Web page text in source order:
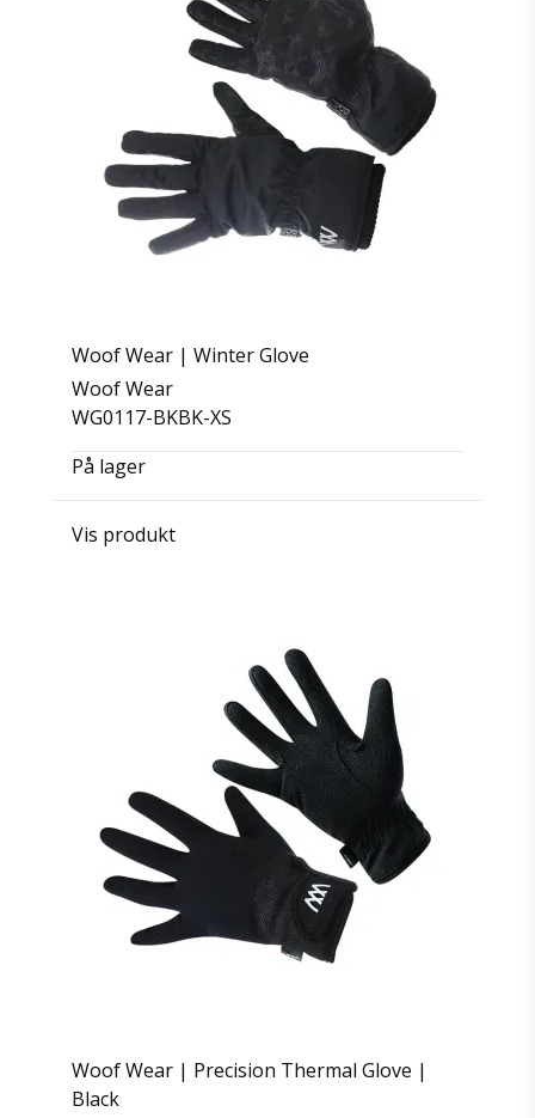
Woof Wear | Winter Glove
Woof Wear
WG0117-BKBK-XS
På lager
Vis produkt
Woof Wear | Precision Thermal Glove |
Black